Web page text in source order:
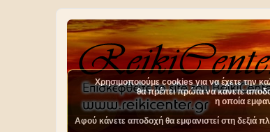
Χρησιμοποιούμε cookies για να έχετε την
θα πρέπει πρώτα να κάνετε
η οποία
Αφού κάνετε αποδοχή θα εμφανιστεί στη δεξιά